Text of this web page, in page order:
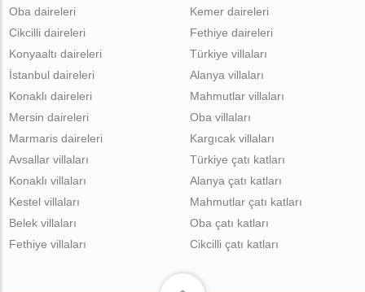
Oba daireleri
Cikcilli daireleri
Kemer daireleri
Fethiye daireleri
Konyaaltı daireleri
İstanbul daireleri
Konaklı daireleri
Mersin daireleri
Marmaris daireleri
Türkiye villaları
Alanya villaları
Mahmutlar villaları
Oba villaları
Kargıcak villaları
Avsallar villaları
Konaklı villaları
Kestel villaları
Belek villaları
Fethiye villaları
Türkiye çatı katları
Alanya çatı katları
Mahmutlar çatı katları
Oba çatı katları
Cikcilli çatı katları